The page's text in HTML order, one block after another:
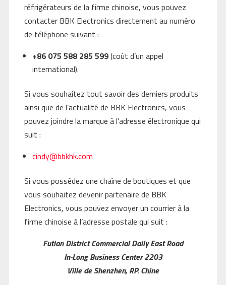
réfrigérateurs de la firme chinoise, vous pouvez
contacter BBK Electronics directement au numéro
de téléphone suivant :
+86 075 588 285 599(coût d’un appel
international).
Si vous souhaitez tout savoir des derniers produits
ainsi que de l’actualité de BBK Electronics, vous
pouvez joindre la marque à l’adresse électronique qui
suit :
cindy@bbkhk.com
Si vous possédez une chaîne de boutiques et que
vous souhaitez devenir partenaire de BBK
Electronics, vous pouvez envoyer un courrier à la
firme chinoise à l’adresse postale qui suit :
Futian District Commercial Daily East Road
In-Long Business Center 2203
Ville de Shenzhen, RP. Chine